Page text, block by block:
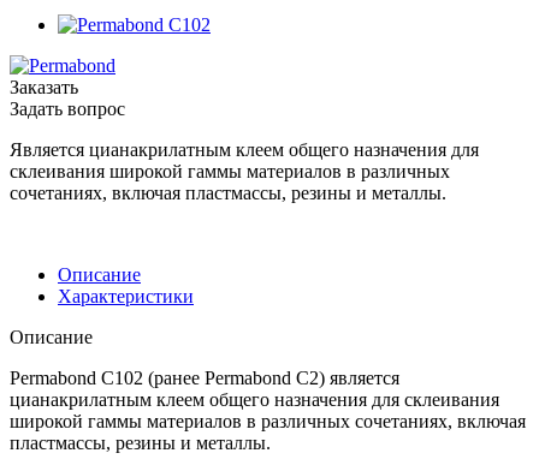
Заказать
Задать вопрос
Является цианакрилатным клеем общего назначения для
склеивания широкой гаммы материалов в различных
сочетаниях, включая пластмассы, резины и металлы.
Описание
Характеристики
Описание
Permabond C102 (ранее Permabond C2) является
цианакрилатным клеем общего назначения для склеивания
широкой гаммы материалов в различных сочетаниях, включая
пластмассы, резины и металлы.